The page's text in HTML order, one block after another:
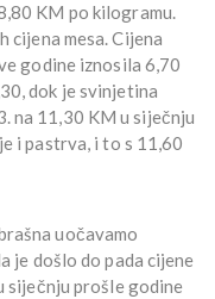
KM po kilogramu.
cijena mesa. Cijena
godine iznosila 6,70
dok je svinjetina
na 11,30 KM u siječnju
i pastrva, i to s 11,60
uočavamo
je došlo do pada cijene
siječnju prošle godine